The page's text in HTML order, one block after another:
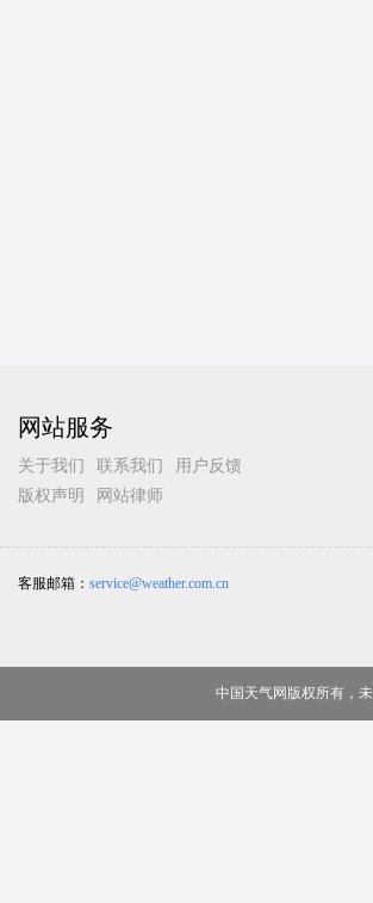
网站服务
关于我们 联系我们
用户反馈
版权声明
网站律师
客服邮箱： service@weather.com.cn
中国天气网版权所有